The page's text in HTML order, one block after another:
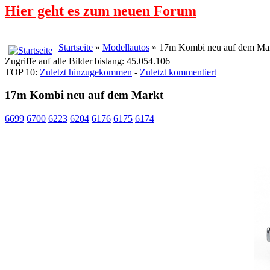
Hier geht es zum neuen Forum
Startseite » Modellautos » 17m Kombi neu auf dem
Zugriffe auf alle Bilder bislang: 45.054.106
TOP 10: Zuletzt hinzugekommen - Zuletzt kommentiert
17m Kombi neu auf dem Markt
6699 6700 6223 6204 6176 6175 6174